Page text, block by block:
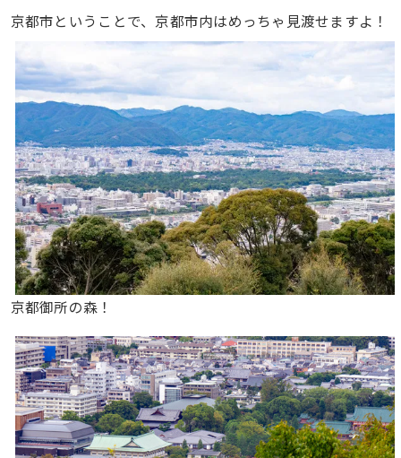
京都市ということで、京都市内はめっちゃ見渡せますよ！
京都御所の森！